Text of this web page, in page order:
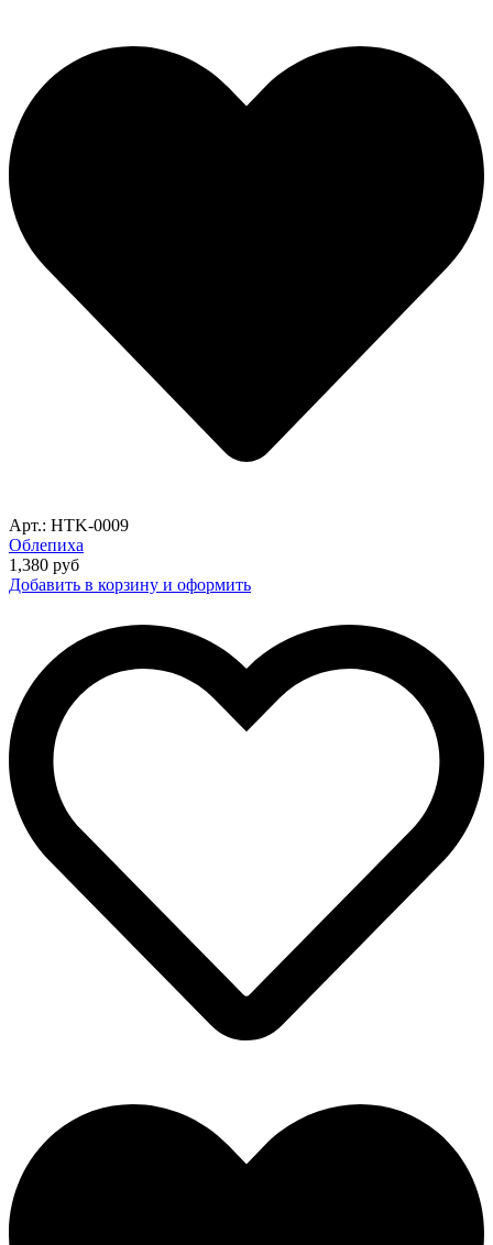
Арт.: HTK-0009
Облепиха
1,380 руб
Добавить в корзину и оформить